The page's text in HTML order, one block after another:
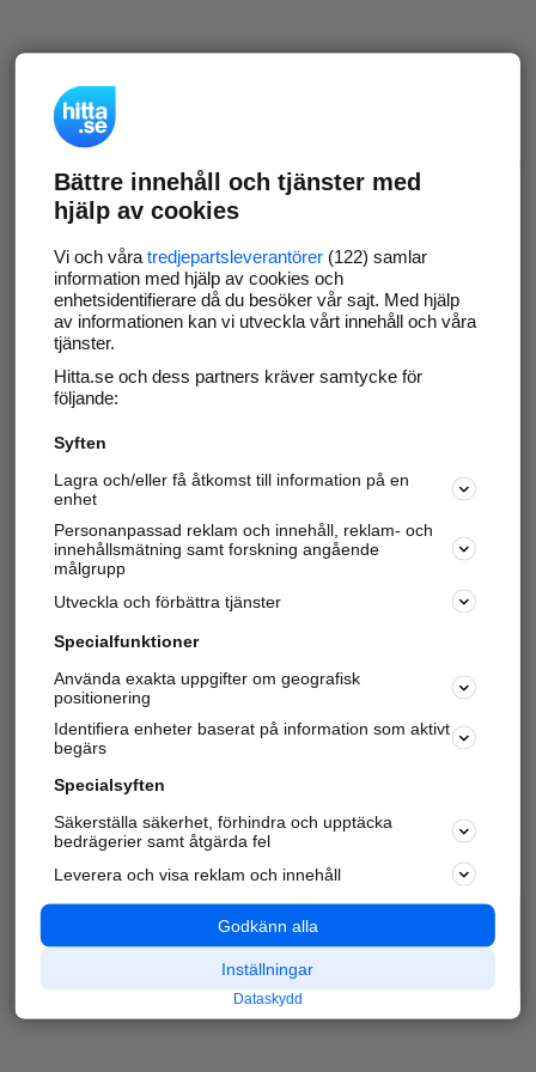
Bättre innehåll och tjänster med
hjälp av cookies
Vi och våra tredjepartsleverantörer(122) samlar
information med hjälp av cookies och
enhetsidentifierare då du besöker vår sajt. Med hjälp
av informationen kan vi utveckla vårt innehåll och våra
tjänster.
Hitta.se och dess partners kräver samtycke för
följande:
Syften
Lagra och/eller få åtkomst till information på en
enhet
Personanpassad reklam och innehåll, reklam- och
innehållsmätning samt forskning angående
målgrupp
Utveckla och förbättra tjänster
Specialfunktioner
Använda exakta uppgifter om geografisk
positionering
Identifiera enheter baserat på information som aktivt
begärs
Specialsyften
Säkerställa säkerhet, förhindra och upptäcka
bedrägerier samt åtgärda fel
Leverera och visa reklam och innehåll
Godkänn alla
Inställningar
Dataskydd